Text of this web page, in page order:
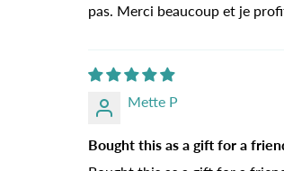
pas. Merci beaucoup et je
Mette P
Bought this as a gift for a